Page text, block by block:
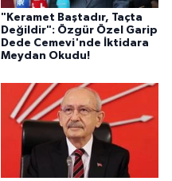
"Keramet Baştadır, Taçta
Değildir": Özgür Özel Garip
Dede Cemevi'nde İktidara
Meydan Okudu!